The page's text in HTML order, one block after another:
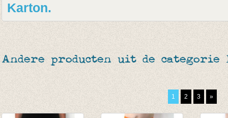
Karton.
Andere producten uit de categorie
1 2 3 »